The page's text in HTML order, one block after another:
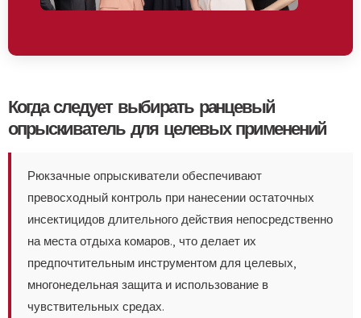
Когда следует выбирать ранцевый
опрыскиватель для целевых применений
Рюкзачные опрыскиватели обеспечивают
превосходный контроль при нанесении остаточных
инсектицидов длительного действия непосредственно
на места отдыха комаров., что делает их
предпочтительным инструментом для целевых,
многонедельная защита и использование в
чувствительных средах.